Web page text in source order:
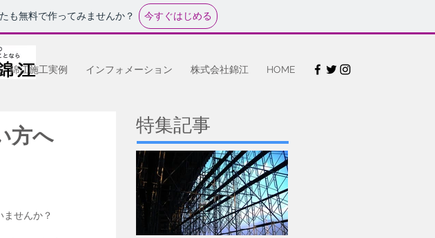
も無料で作ってみませんか？ 今すぐはじめる
錦江施工実例 インフォメーション 株式会社錦江 HOME
方へ
せんか？
特集記事